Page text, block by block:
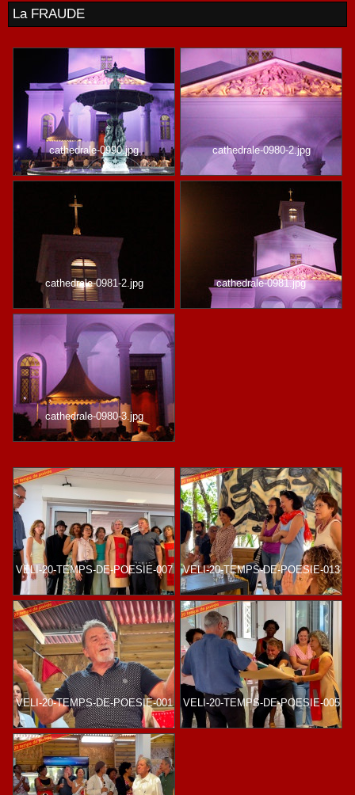
La FRAUDE
cathedrale-0990.jpg cathedrale-0980-2.jpg
cathedrale-0981-2.jpg cathedrale-0981.jpg
cathedrale-0980-3.jpg
VELI-20-TEMPS-DE-POESIE-007 VELI-20-TEMPS-DE-POESIE-013
VELI-20-TEMPS-DE-POESIE-001 VELI-20-TEMPS-DE-POESIE-005